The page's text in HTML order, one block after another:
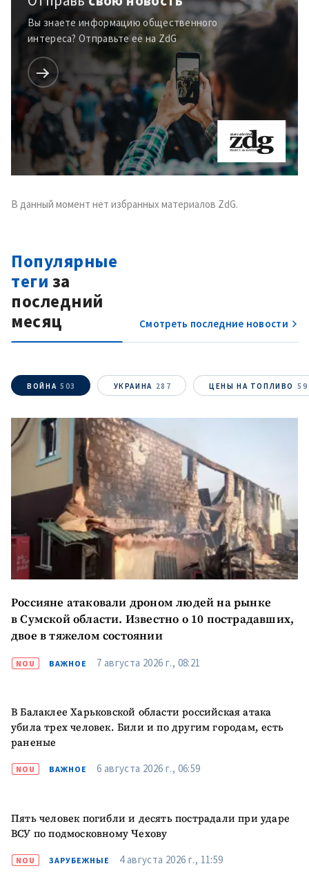
Вы знаете информацию общественного
интереса? Отправьте её на ZdG
В данный момент нет избранных материалов ZdG.
Популярные
теги за
последний
месяц
Смотреть последние новости
ВОЙНА 503 УКРАИНА 287 ЦЕНЫ НА ТОПЛИВО 59
Россияне атаковали дроном людей на рынке
в Сумской области. Известно о 10 пострадавших,
двое в тяжелом состоянии
NOU ВАЖНОЕ 7 августа 2026 г., 08:21
В Балаклее Харьковской области российская атака
убила трех человек. Били и по другим городам, есть
раненые
NOU ВАЖНОЕ 6 августа 2026 г., 06:59
Пять человек погибли и десять пострадали при ударе
ВСУ по подмосковному Чехову
NOU ЗАРУБЕЖНЫЕ 4 августа 2026 г., 11:59